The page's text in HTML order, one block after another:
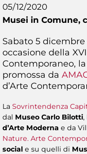
05/12/2020
Musei in Comune,
Sabato 5
occasione della
Contemporaneo,
promossa da
d’Arte
La Sovrintendenza
dal Museo Carlo Bilotti,
d’Arte Moderna e da
Nature. Arte
social e su quelli di